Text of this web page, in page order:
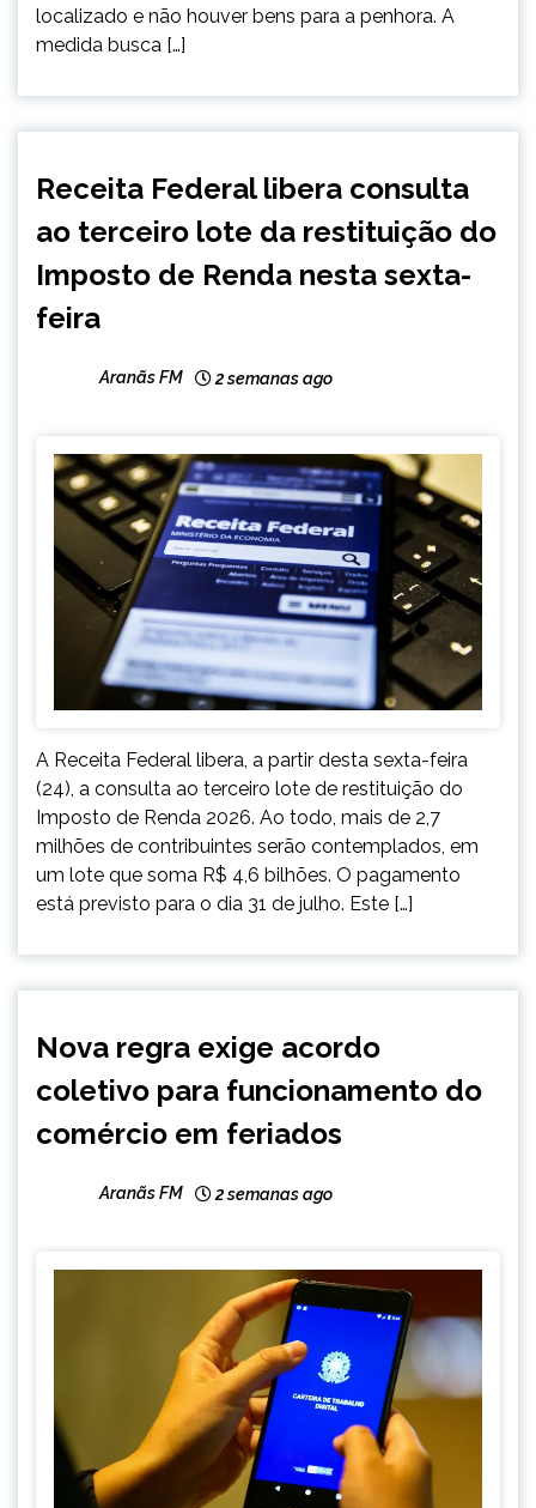
localizado e não houver bens para a penhora. A
medida busca […]
NOTÍCIAS
Receita Federal libera consulta
ao terceiro lote da restituição do
Imposto de Renda nesta sexta-
feira
Aranãs FM 2 semanas ago
A Receita Federal libera, a partir desta sexta-feira
(24), a consulta ao terceiro lote de restituição do
Imposto de Renda 2026. Ao todo, mais de 2,7
milhões de contribuintes serão contemplados, em
um lote que soma R$ 4,6 bilhões. O pagamento
está previsto para o dia 31 de julho. Este […]
NOTÍCIAS
Nova regra exige acordo
coletivo para funcionamento do
comércio em feriados
Aranãs FM 2 semanas ago